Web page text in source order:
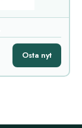
Osta nyt